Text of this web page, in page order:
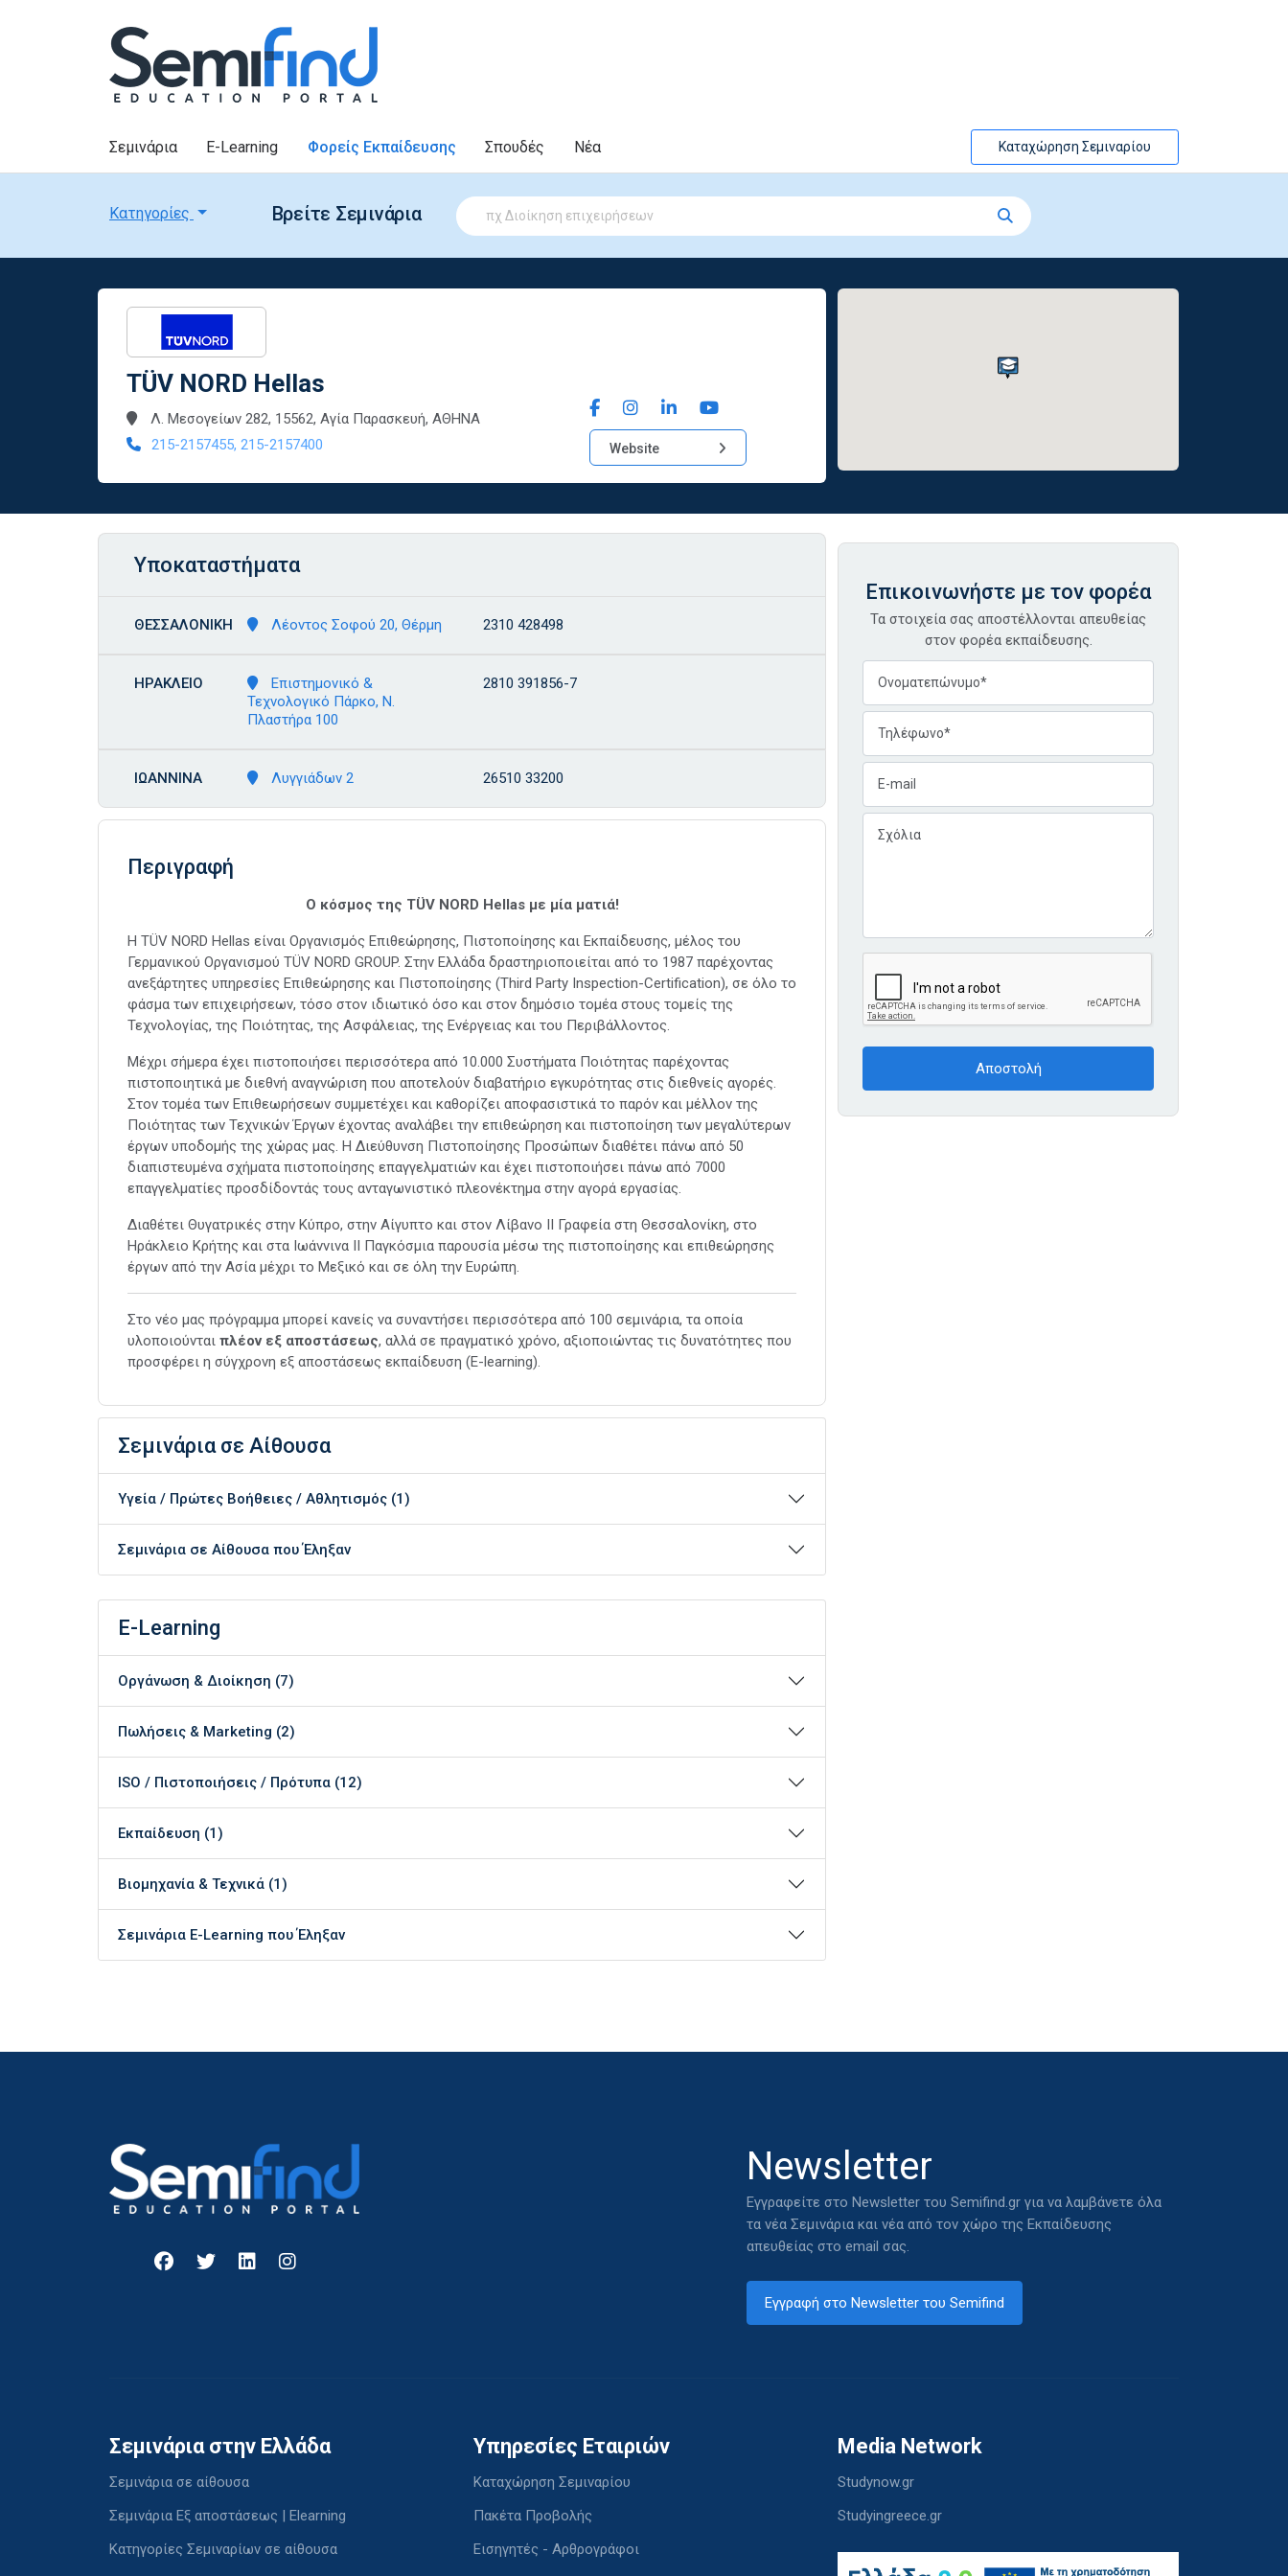
Σεμινάρια E-Learning Φορείς Εκπαίδευσης Σπουδές Νέα Καταχώρηση Σεμιναρίου
Κατηγορίες Βρείτε Σεμινάρια
TÜV NORD Hellas
Λ. Μεσογείων 282, 15562, Αγία Παρασκευή, ΑΘΗΝΑ
215-2157455, 215-2157400
Website
Υποκαταστήματα
ΘΕΣΣΑΛΟΝΙΚΗ Λέοντος Σοφού 20, Θέρμη 2310 428498
ΗΡΑΚΛΕΙΟ
Επιστημονικό &
Τεχνολογικό Πάρκο, Ν.
Πλαστήρα 100
2810 391856-7
ΙΩΑΝΝΙΝΑ Λυγγιάδων 2 26510 33200
Περιγραφή
Ο κόσμος της TÜV NORD Hellasμε μία ματιά!
Η TÜV NORD Hellas είναι Οργανισμός Επιθεώρησης, Πιστοποίησης και Εκπαίδευσης, μέλος του
Γερμανικού Οργανισμού TÜV NORD GROUP. Στην Ελλάδα δραστηριοποιείται από το 1987 παρέχοντας
ανεξάρτητες υπηρεσίες Επιθεώρησης και Πιστοποίησης (Third Party Inspection-Certification), σε όλο το
φάσμα των επιχειρήσεων, τόσο στον ιδιωτικό όσο και στον δημόσιο τομέα στους τομείς της
Τεχνολογίας, της Ποιότητας, της Ασφάλειας, της Ενέργειας και του Περιβάλλοντος.
Μέχρι σήμερα έχει πιστοποιήσει περισσότερα από 10.000 Συστήματα Ποιότητας παρέχοντας
πιστοποιητικά με διεθνή αναγνώριση που αποτελούν διαβατήριο εγκυρότητας στις διεθνείς αγορές.
Στον τομέα των Επιθεωρήσεων συμμετέχει και καθορίζει αποφασιστικά το παρόν και μέλλον της
Ποιότητας των Τεχνικών Έργων έχοντας αναλάβει την επιθεώρηση και πιστοποίηση των μεγαλύτερων
έργων υποδομής της χώρας μας. Η Διεύθυνση Πιστοποίησης Προσώπων διαθέτει πάνω από 50
διαπιστευμένα σχήματα πιστοποίησης επαγγελματιών και έχει πιστοποιήσει πάνω από 7000
επαγγελματίες προσδίδοντάς τους ανταγωνιστικό πλεονέκτημα στην αγορά εργασίας.
Διαθέτει Θυγατρικές στην Κύπρο, στην Αίγυπτο και στον Λίβανο ΙΙ Γραφεία στη Θεσσαλονίκη, στο
Ηράκλειο Κρήτης και στα Ιωάννινα ΙΙ Παγκόσμια παρουσία μέσω της πιστοποίησης και επιθεώρησης
έργων από την Ασία μέχρι το Μεξικό και σε όλη την Ευρώπη.
Στο νέο μας πρόγραμμα μπορεί κανείς να συναντήσει περισσότερα από 100 σεμινάρια, τα οποία
υλοποιούνται πλέον εξ αποστάσεως, αλλά σε πραγματικό χρόνο, αξιοποιώντας τις δυνατότητες που
προσφέρει η σύγχρονη εξ αποστάσεως εκπαίδευση (E-learning).
Σεμινάρια σε Αίθουσα
Υγεία / Πρώτες Βοήθειες / Αθλητισμός (1)
Σεμινάρια σε Αίθουσα που Έληξαν
E-Learning
Οργάνωση & Διοίκηση (7)
Πωλήσεις & Marketing (2)
ISO / Πιστοποιήσεις / Πρότυπα (12)
Εκπαίδευση (1)
Βιομηχανία & Τεχνικά (1)
Σεμινάρια E-Learning που Έληξαν
Επικοινωνήστε με τον φορέα
Τα στοιχεία σας αποστέλλονται απευθείας
στον φορέα εκπαίδευσης.
Newsletter
Εγγραφείτε στο Newsletter του Semifind.gr για να λαμβάνετε όλα
τα νέα Σεμινάρια και νέα από τον χώρο της Εκπαίδευσης
απευθείας στο email σας.
Εγγραφή στο Newsletter του Semifind
Σεμινάρια στην Ελλάδα
Σεμινάρια σε αίθουσα
Σεμινάρια Εξ αποστάσεως | Elearning
Κατηγορίες Σεμιναρίων σε αίθουσα
Υπηρεσίες Εταιριών
Καταχώρηση Σεμιναρίου
Πακέτα Προβολής
Εισηγητές - Αρθρογράφοι
Media Network
Studynow.gr
Studyingreece.gr